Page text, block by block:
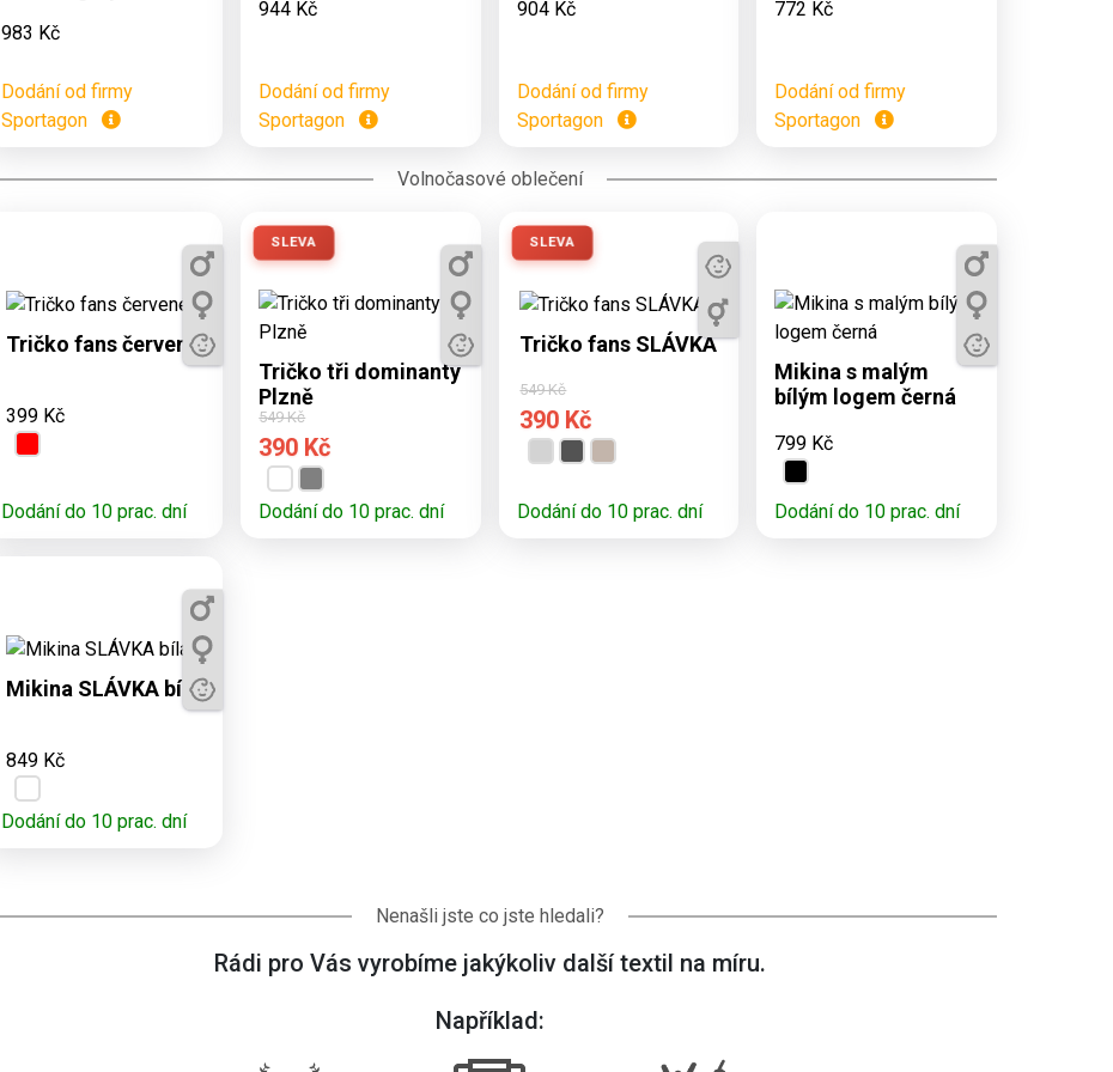
983 Kč
Dodání od firmy
Sportagon
944 Kč
Dodání od firmy
Sportagon
904 Kč
Dodání od firmy
Sportagon
772 Kč
Dodání od firmy
Sportagon
Volnočasové oblečení
3, 5, 7, 9, 11, S, M,
L, XL, XXL
Tričko fans červené
399 Kč
Dodání do 10 prac. dní
SLEVA
Dostupné varianty:
3, 5, 7, 9, 11, S, M, L,
XL, XXL
Tričko tři dominanty
Plzně
549 Kč
390 Kč
Dodání do 10 prac. dní
SLEVA
3, 5, 7, 9, 11, S, M,
L, XL, XXL
Tričko fans SLÁVKA
549 Kč
390 Kč
Dodání do 10 prac. dní
Dostupné varianty:
3, 5, 7, 9, 11, S, M, L,
XL, XXL
Mikina s malým
bílým logem černá
799 Kč
Dodání do 10 prac. dní
3, 5, 7, 9, 11, S, M,
L, XL, XXL
Mikina SLÁVKA bílá
849 Kč
Dodání do 10 prac. dní
Nenašli jste co jste hledali?
Rádi pro Vás vyrobíme jakýkoliv další textil na míru.
Například: